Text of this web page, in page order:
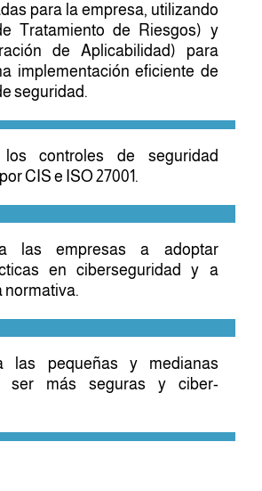
para la empresa, utilizando
Tratamiento de Riesgos) y
de Aplicabilidad) para
implementación eficiente de
seguridad.
controles de seguridad
CIS e ISO 27001.
las empresas a adoptar
en ciberseguridad y a
normativa.
las pequeñas y medianas
ser más seguras y ciber-